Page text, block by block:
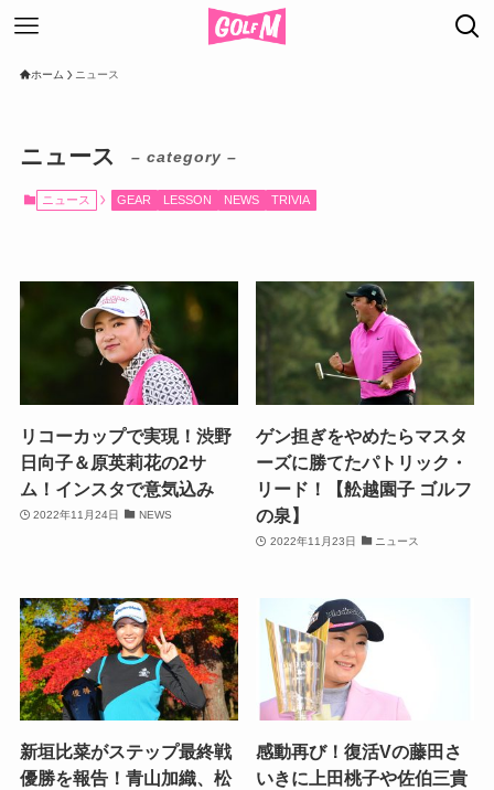
ホーム ニュース
ニュース – category –
ニュース GEAR LESSON NEWS TRIVIA
リコーカップで実現！渋野
日向子＆原英莉花の2サ
ム！インスタで意気込み
2022年11月24日 NEWS
ゲン担ぎをやめたらマスタ
ーズに勝てたパトリック・
リード！【舩越園子 ゴルフ
の泉】
2022年11月23日 ニュース
新垣比菜がステップ最終戦
優勝を報告！青山加織、松
感動再び！復活Vの藤田さ
いきに上田桃子や佐伯三貴